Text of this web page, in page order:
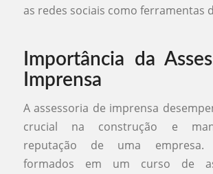
as redes sociais como ferramentas
Importância da
Imprensa
A assessoria de imprensa
crucial na construção e
reputação de uma empresa.
formados em um curso de